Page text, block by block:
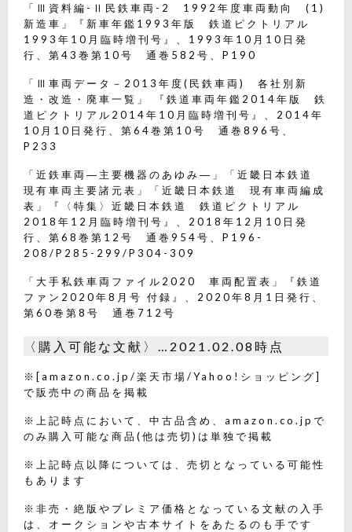
「Ⅲ資料編-Ⅱ民鉄車両-2 1992年度車両動向 (1)
新造車」『新車年鑑1993年版 鉄道ピクトリアル
1993年10月臨時増刊号』、1993年10月10日発
行、第43巻第10号 通巻582号、P190
「Ⅲ車両データ－2013年度(民鉄車両) 各社別新
造・改造・廃車一覧」 『鉄道車両年鑑2014年版 鉄
道ピクトリアル2014年10月臨時増刊号』、2014年
10月10日発行、第64巻第10号 通巻896号、
P233
「近鉄車両―主要機器のあゆみ―」「近畿日本鉄道
現有車両主要諸元表」「近畿日本鉄道 現有車両編成
表」『〈特集〉近畿日本鉄道 鉄道ピクトリアル
2018年12月臨時増刊号』、2018年12月10日発
行、第68巻第12号 通巻954号、P196-
208/P285-299/P304-309
「大手私鉄車両ファイル2020 車両配置表」『鉄道
ファン2020年8月号 付録』、2020年8月1日発行、
第60巻第8号 通巻712号
〈購入可能な文献〉…2021.02.08時点
※[amazon.co.jp/楽天市場/Yahoo!ショッピング]
で販売中の商品を掲載
※上記時点において、中古品含め、amazon.co.jpで
のみ購入可能な商品(他は売切)は単独で掲載
※上記時点以降については、売切となっている可能性
もあります
※非売・絶版やプレミア価格となっている文献の入手
は、オークションや古本サイトをあたるのも手です